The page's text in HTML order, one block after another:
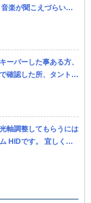
楽が聞こえづらいで
教えてくだ さい
ーパーした事ある方、
確認した所、タントL
ービスで、もう 一
軸調整してもらうには
HIDです。 宜しくお